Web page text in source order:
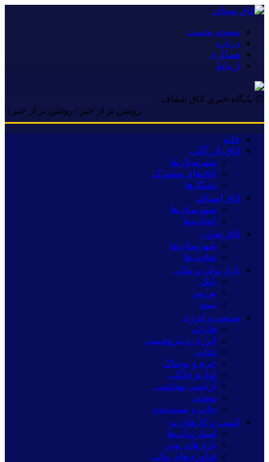
صفحه نخست
درباره
همکاری
ارتباط
۞ پایگاه خبری اتاق شفاف :
روشن تر از خبر | روشن تر از خبر | روشن
خانه
اتاق بازرگانی
شهرستان‌ها
اتاق‌های مشترک
تشکل‌ها
اتاق اصناف
شهرستان‌ها
اتحادیه‌ها
اتاق تعاون
شهرستان‌ها
تعاونی‌ها
بازار پولی و مالی
بانک
بورس
بیمه
صنعت و انرژی
فلزات
انرژی و پتروشیمی
غذایی
چرم و پوشاک
لوازم خانگی
آرایشی بهداشتی
معدنی
چاپ و بسته‌بندی
کسب و کارهای نو
استارت‌آپ‌ها
بازارهای نوین
فناوری‌های مالی